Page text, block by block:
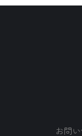
お問